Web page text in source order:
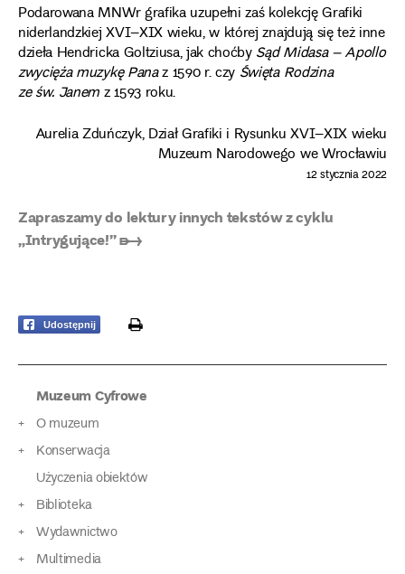
Podarowana MNWr grafika uzupełni zaś kolekcję Grafiki
niderlandzkiej XVI–XIX wieku, w której znajdują się też inne
dzieła Hendricka Goltziusa, jak choćbySąd Midasa – Apollo
zwycięża muzykę Panaz 1590 r. czy Święta Rodzina
ze św. Janemz 1593 roku.
Aurelia Zduńczyk, Dział Grafiki i Rysunku XVI–XIX wieku
Muzeum Narodowego we Wrocławiu
12 stycznia 2022
Zapraszamy do lektury innych tekstów z cyklu
„Intrygujące!” ➸
Udostępnij print
Muzeum Cyfrowe
O muzeum
Konserwacja
Użyczenia obiektów
Biblioteka
Wydawnictwo
Multimedia